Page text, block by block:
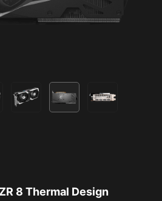
8 Thermal Design